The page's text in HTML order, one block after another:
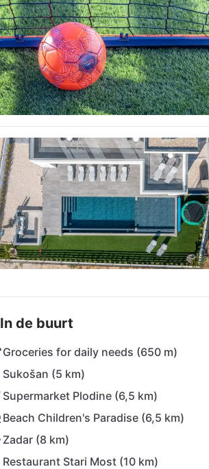
In de buurt
Groceries for daily needs (650 m)
Sukošan (5 km)
Supermarket Plodine (6,5 km)
Beach Children's Paradise (6,5 km)
Zadar (8 km)
Restaurant Stari Most (10 km)